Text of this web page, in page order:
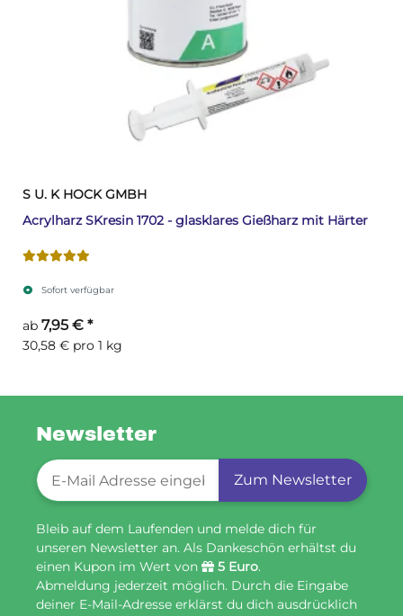
S U. K HOCK GMBH
Acrylharz SKresin 1702 - glasklares Gießharz mit Härter
Sofort verfügbar
ab 7,95 € *
30,58 € pro 1 kg
Newsletter
Newsletter-Registrierung
Zum Newsletter
Bleib auf dem Laufenden und melde dich für
unseren Newsletter an. Als Dankeschön erhältst du
einen Kupon im Wert von
5 Euro.
Abmeldung jederzeit möglich. Durch die Eingabe
deiner E-Mail-Adresse erklärst du dich ausdrücklich